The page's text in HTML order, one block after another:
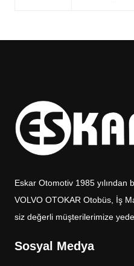
Eskar Otomotiv 1985 yılından
VOLVO OTOKAR Otobüs, İş
siz değerli müşterilerimize
Sosyal Medya